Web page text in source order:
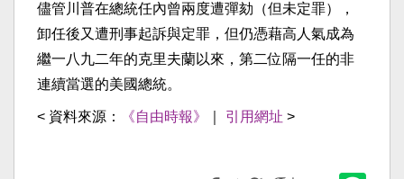
儘管川普在總統任內曾兩度遭彈劾（但未定罪），
卸任後又遭刑事起訴與定罪，但仍憑藉高人氣成為
繼一八九二年的克里夫蘭以來，第二位隔一任的非
連續當選的美國總統。
< 資料來源： 《自由時報》 引用網址 >